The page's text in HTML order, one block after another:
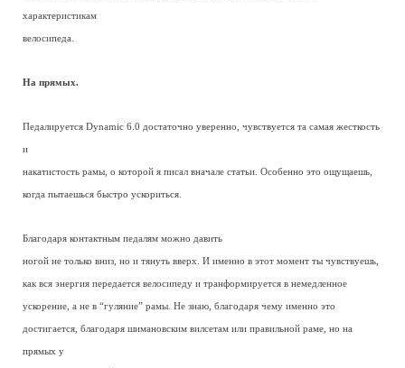
характеристикам
велосипеда.
На прямых.
Педалируется Dynamic 6.0 достаточно уверенно, чувствуется та самая жесткость
и
накатистость рамы, о которой я писал вначале статьи. Особенно это ощущаешь,
когда пытаешься быстро ускориться.
Благодаря контактным педалям можно давить
ногой не только вниз, но и тянуть вверх. И именно в этот момент ты чувствуешь,
как вся энергия передается велосипеду и транформируется в немедленное
ускорение, а не в “гуляние” рамы. Не знаю, благодаря чему именно это
достигается, благодаря шимановским вилсетам или правильной раме, но на
прямых у